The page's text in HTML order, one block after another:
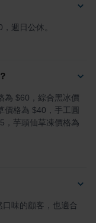
週日公休。
為 $60，綜合黑冰價
價格為 $40，手工圓
，芋頭仙草凍價格為
味的顧客，也適合